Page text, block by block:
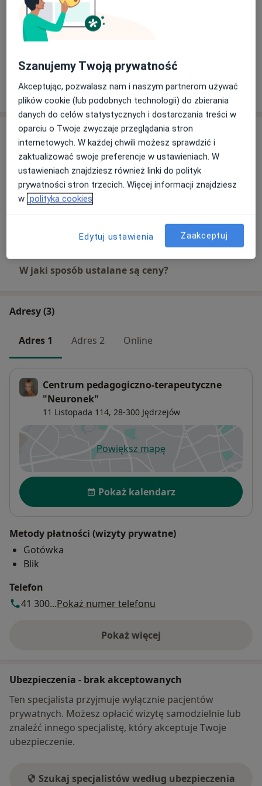
Serdecznie polecam, Pani Doktor
bardzo nam pomogła. Na wizycie
wszystko zostało szczegółowo i
zrozumiale wyjaśnione. Bardzo miła
atmosfera, cudowna kobieta,
wyrozumiała z wspaniałym
podejściem do trud...Pokaż więcejo doświadczeniu
Usługi i ceny
Konsultacja pediatryczna
250 zł Szczegóły Umów wizytę
Konsultacja gastrologiczna dzieci
W jaki sposób ustalane są ceny?
Adresy (3)
Adres 1 Adres 2 Online
Centrum pedagogiczno-terapeutyczne
"Neuronek"
11 Listopada 114, 28-300 Jędrzejów
Powiększ mapęotwiera się w nowej karcie
Dostępność
Pokaż kalendarz
Metody płatności (wizyty prywatne)
Gotówka
Blik
Telefon
41 300...Pokaż numer telefonu
Pokaż więcej
o adresie
Ubezpieczenia - brak akceptowanych
Ten specjalista przyjmuje wyłącznie pacjentów
prywatnych. Możesz opłacić wizytę samodzielnie lub
znaleźć innego specjalistę, który akceptuje Twoje
ubezpieczenie.
Szukaj specjalistów według ubezpieczenia
Szanujemy Twoją prywatność
Akceptując, pozwalasz nam i naszym partnerom używać
plików cookie (lub podobnych technologii) do zbierania
danych do celów statystycznych i dostarczania treści w
oparciu o Twoje zwyczaje przeglądania stron
internetowych. W każdej chwili możesz sprawdzić i
zaktualizować swoje preferencje w ustawieniach. W
ustawieniach znajdziesz również linki do polityk
prywatności stron trzecich. Więcej informacji znajdziesz
w polityka cookies
Edytuj ustawienia Zaakceptuj